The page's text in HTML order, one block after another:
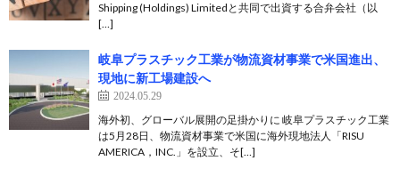
Shipping (Holdings) Limitedと共同で出資する合弁会社（以
[…]
岐阜プラスチック工業が物流資材事業で米国進出、
現地に新工場建設へ
2024.05.29
海外初、グローバル展開の足掛かりに 岐阜プラスチック工業
は5月28日、物流資材事業で米国に海外現地法人「RISU
AMERICA，INC.」を設立、そ[…]